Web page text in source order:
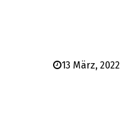
13 März, 2022